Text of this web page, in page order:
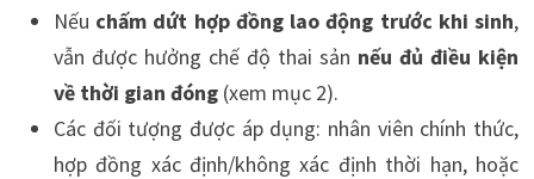
Nếu chấm dứt hợp đồng lao động trước khi sinh,
vẫn được hưởng chế độ thai sản nếu đủ điều kiện
về thời gian đóng(xem mục 2).
Các đối tượng được áp dụng: nhân viên chính thức,
hợp đồng xác định/không xác định thời hạn, hoặc